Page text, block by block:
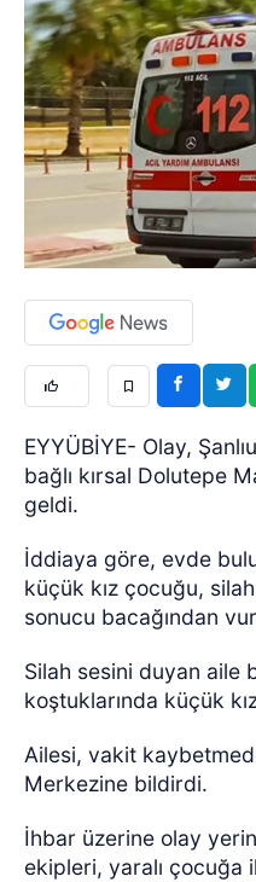
EYYÜBİYE- Olay,
bağlı kırsal Dolutepe
geldi.
İddiaya göre, evde
küçük kız çocuğu,
sonucu bacağından
Silah sesini duyan aile
koştuklarında küçük
Ailesi, vakit
Merkezine bildirdi.
İhbar üzerine olay
ekipleri, yaralı çocuğa